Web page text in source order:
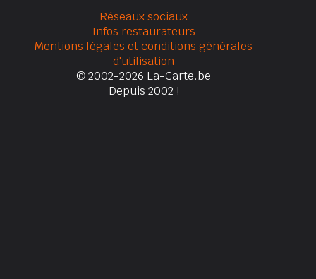
Réseaux sociaux
Infos restaurateurs
Mentions légales et conditions générales
d'utilisation
© 2002-2026 La-Carte.be
Depuis 2002 !